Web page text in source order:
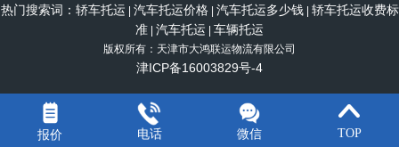
报价 电话 微信 TOP
托运汽车物流公司哪家好？
托运轿车哪家物流公司最快？
车辆托运一般几天到？
热门搜索词： 轿车托运 | 汽车托运价格| 汽车托运多少钱| 轿车托运收费标
准 | 汽车托运 | 车辆托运
版权所有：天津市大鸿联运物流有限公司
津ICP备16003829号-4